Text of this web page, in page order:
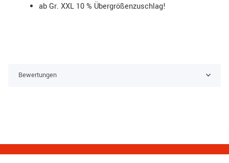
ab Gr. XXL 10 % Übergrößenzuschlag!
Bewertungen